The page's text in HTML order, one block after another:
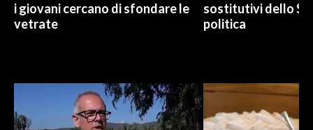
i giovani cercano di sfondare le
vetrate
sostitutivi dello
politica